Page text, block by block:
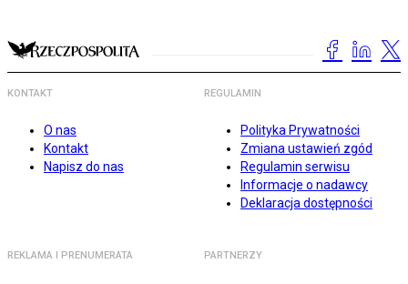
KONTAKT
O nas
Kontakt
Napisz do nas
REGULAMIN
Polityka Prywatności
Zmiana ustawień zgód
Regulamin serwisu
Informacje o nadawcy
Deklaracja dostępności
REKLAMA I PRENUMERATA PARTNERZY